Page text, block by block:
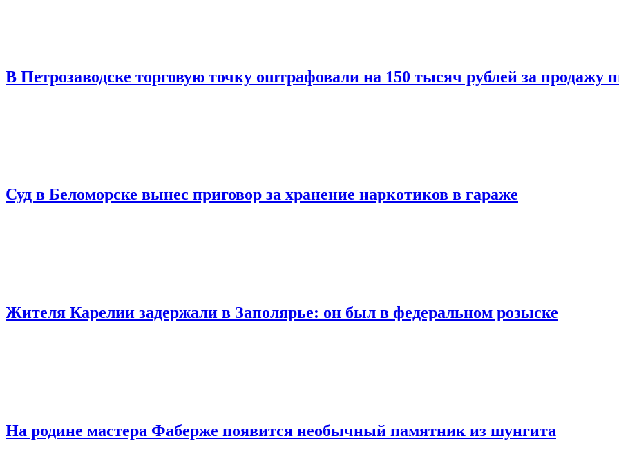
В Петрозаводске торговую точку оштрафовали на 150 тысяч рублей за продажу
Суд в Беломорске вынес приговор за хранение наркотиков в гараже
Жителя Карелии задержали в Заполярье: он был в федеральном розыске
На родине мастера Фаберже появится необычный памятник из шунгита